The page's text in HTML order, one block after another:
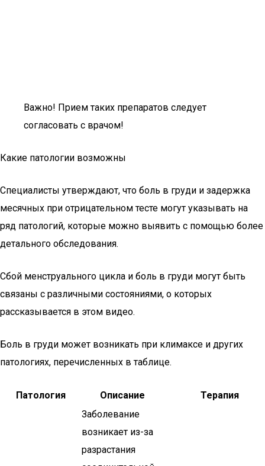
Важно! Прием таких препаратов следует
согласовать с врачом!
Какие патологии возможны
Специалисты утверждают, что боль в груди и задержка
месячных при отрицательном тесте могут указывать на
ряд патологий, которые можно выявить с помощью более
детального обследования.
Сбой менструального цикла и боль в груди могут быть
связаны с различными состояниями, о которых
рассказывается в этом видео.
Боль в груди может возникать при климаксе и других
патологиях, перечисленных в таблице.
Патология Описание
Терапия
Заболевание
возникает из-за
разрастания